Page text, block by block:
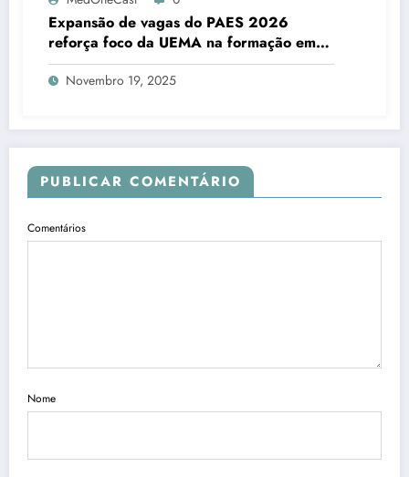
Expansão de vagas do PAES 2026
reforça foco da UEMA na formação em
saúde e no fortalecimento da educação
superior maranhense
Novembro 19, 2025
PUBLICAR COMENTÁRIO
Comentários
Nome